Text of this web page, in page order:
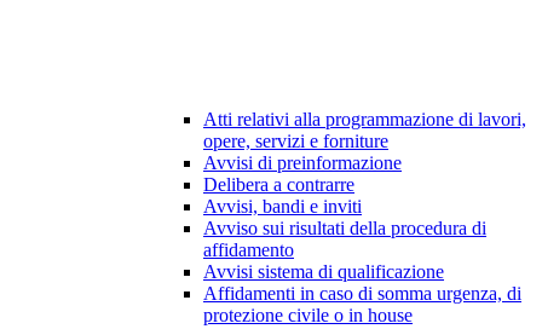
Atti relativi alla programmazione di lavori,
opere, servizi e forniture
Avvisi di preinformazione
Delibera a contrarre
Avvisi, bandi e inviti
Avviso sui risultati della procedura di
affidamento
Avvisi sistema di qualificazione
Affidamenti in caso di somma urgenza, di
protezione civile o in house